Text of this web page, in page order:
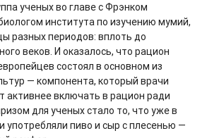
ученых во главе с Фрэнком
института по изучению мумий,
разных периодов: вплоть до
веков. И оказалось, что рацион
состоял в основном из
— компонента, который врачи
активнее включать в рацион ради
для ученых стало то, что уже в
пиво и сыр с плесенью —